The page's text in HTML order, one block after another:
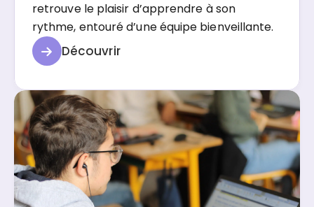
retrouve le plaisir d’apprendre à son
rythme, entouré d’une équipe bienveillante.
Découvrir